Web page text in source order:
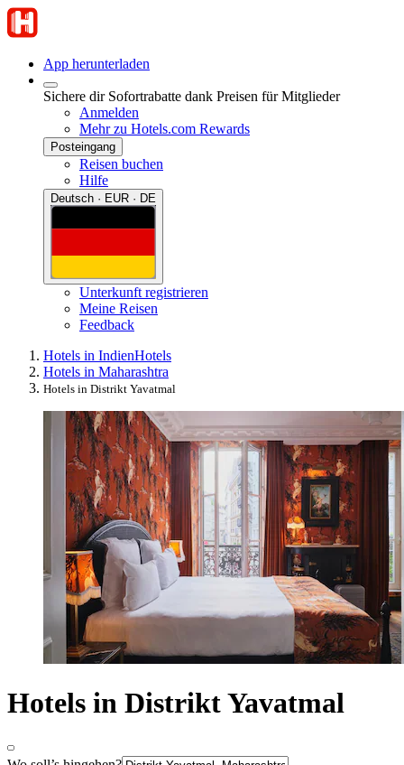
App herunterladen
Sichere dir Sofortrabatte dank Preisen für Mitglieder
Anmelden
Mehr zu Hotels.com Rewards
Posteingang
Reisen buchen
Hilfe
Deutsch · EUR · DE
Unterkunft registrieren
Meine Reisen
Feedback
Hotels in IndienHotels
Hotels in Maharashtra
Hotels in Distrikt Yavatmal
Hotels in Distrikt Yavatmal